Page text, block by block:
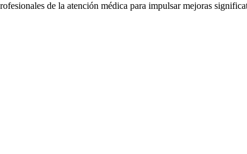
de la atención médica para impulsar mejoras